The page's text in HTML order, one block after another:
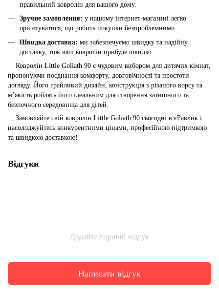
правильний ковролін для вашого дому.
Зручне замовлення: у нашому інтернет-магазині легко
орієнтуватися, що робить покупки безпроблемними.
Швидка доставка: ми забезпечуємо швидку та надійну
доставку, тож ваш ковролін прибуде швидко.
Ковролін Little Goliath 90 є чудовим вибором для дитячих кімнат,
пропонуючи поєднання комфорту, довговічності та простоти
догляду. Його грайливий дизайн, конструкція з різаного ворсу та
м’якість роблять його ідеальним для створення затишного та
безпечного середовища для дітей.
Замовляйте свій ковролін Little Goliath 90 сьогодні в єРавлик і
насолоджуйтесь конкурентними цінами, професійною підтримкою
та швидкою доставкою!
Відгуки
Додайте перший відгук
Написати відгук